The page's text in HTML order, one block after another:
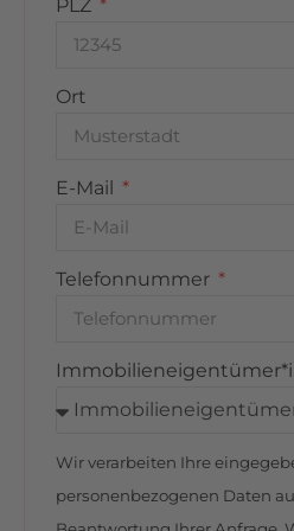
durch ein breit gefächertes
aus. Die umliegende Natur
Wassersportmöglichkeiten
Gleichzeitig ermöglicht die
ausgewogene Mischung
Infrastruktur, vielfältigen
PLZ
Ort
E-Mail
Telefonnummer
Wir verarbeiten Ihre
personenbezogenen Daten